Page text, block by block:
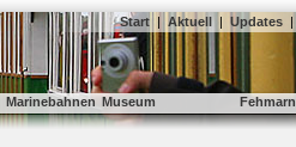
Start | Aktuell | Updates |
Marinebahnen Museum Fehmarn